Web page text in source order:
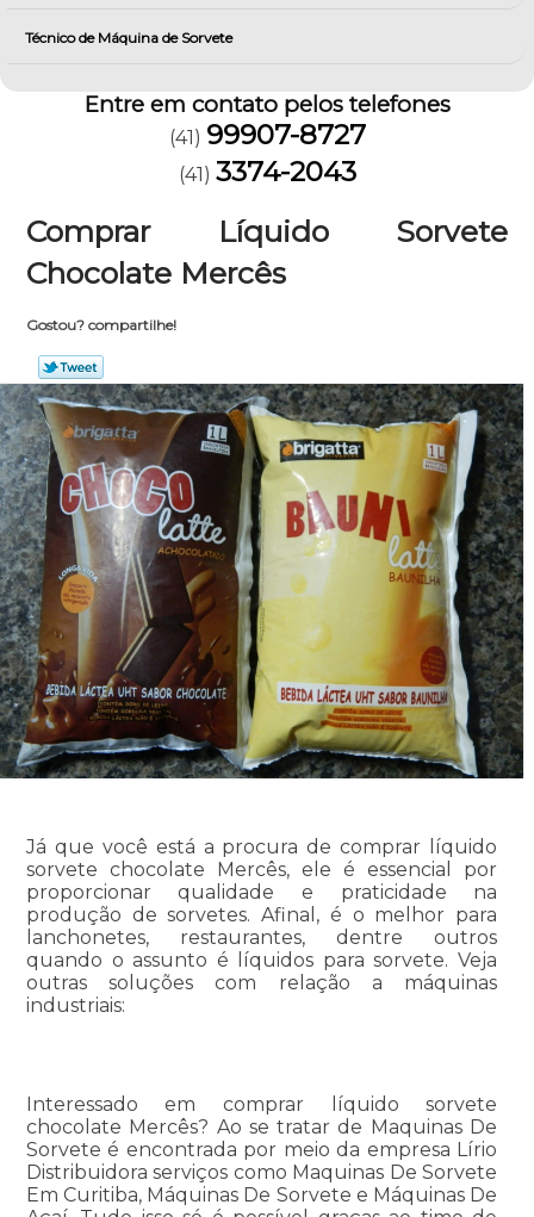
Técnico de Máquina de Sorvete
Entre em contato pelos telefones
(41) 99907-8727
(41) 3374-2043
Comprar Líquido Sorvete
Chocolate Mercês
Gostou? compartilhe!
Já que você está a procura de comprar líquido
sorvete chocolate Mercês, ele é essencial por
proporcionar qualidade e praticidade na
produção de sorvetes. Afinal, é o melhor para
lanchonetes, restaurantes, dentre outros
quando o assunto é líquidos para sorvete. Veja
outras soluções com relação a máquinas
industriais:
Interessado em comprar líquido sorvete
chocolate Mercês? Ao se tratar de Maquinas De
Sorvete é encontrada por meio da empresa Lírio
Distribuidora serviços como Maquinas De Sorvete
Em Curitiba, Máquinas De Sorvete e Máquinas De